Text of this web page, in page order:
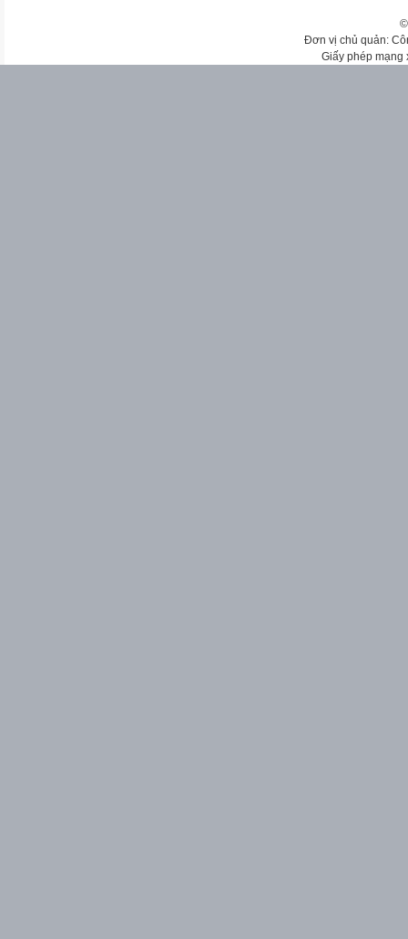
Đơn vị chủ quản:
Giấy phép mạng